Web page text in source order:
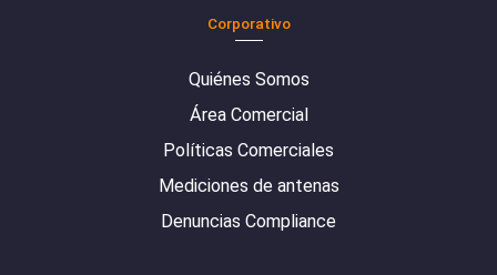
Corporativo
Quiénes Somos
Área Comercial
Políticas Comerciales
Mediciones de antenas
Denuncias Compliance